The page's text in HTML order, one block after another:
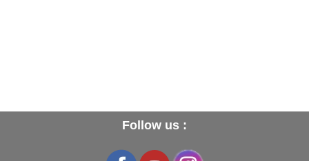
Follow us :